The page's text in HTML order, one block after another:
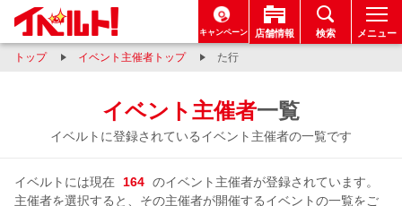
キャンペーン 店舗情報 検索 メニュー
トップ イベント主催者トップ た行
イベント主催者一覧
イベルトに登録されているイベント主催者の一覧です
イベルトには現在 164 のイベント主催者が登録されています。
主催者を選択すると、その主催者が開催するイベントの一覧をご